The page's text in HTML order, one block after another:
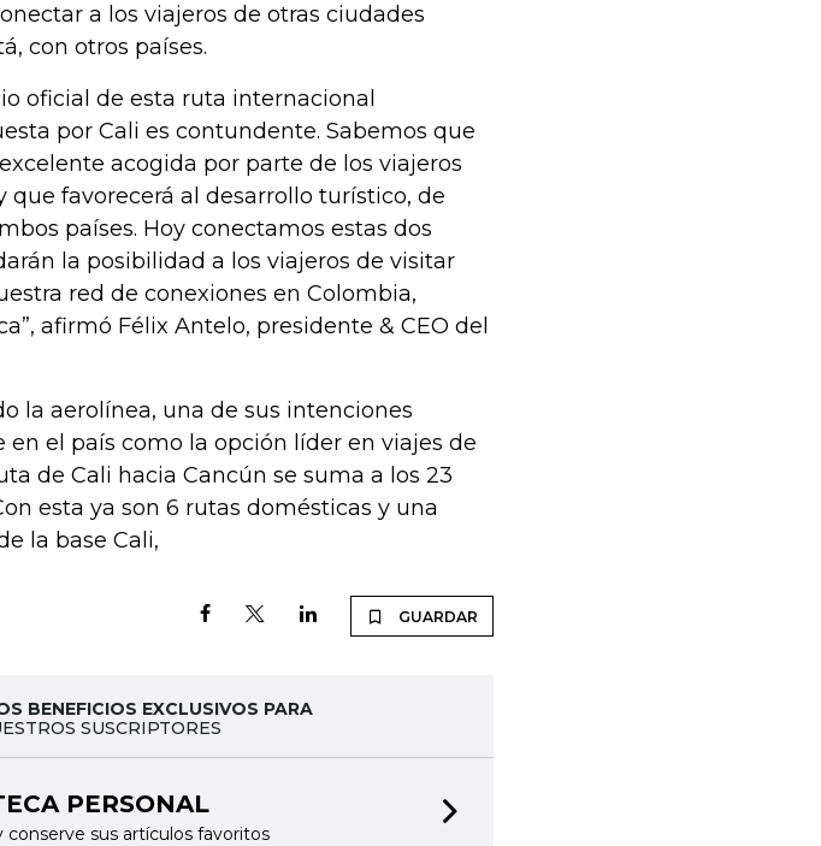
a los viajeros de otras ciudades
con otros países.
oficial de esta ruta internacional
por Cali es contundente. Sabemos que
acogida por parte de los viajeros
que favorecerá al desarrollo turístico, de
países. Hoy conectamos estas dos
la posibilidad a los viajeros de visitar
red de conexiones en Colombia,
afirmó Félix Antelo, presidente & CEO del
la aerolínea, una de sus intenciones
en el país como la opción líder en viajes de
de Cali hacia Cancún se suma a los 23
esta ya son 6 rutas domésticas y una
la base Cali,
GUARDAR
BENEFICIOS EXCLUSIVOS PARA
SUSCRIPTORES
PERSONAL
conserve sus artículos favoritos